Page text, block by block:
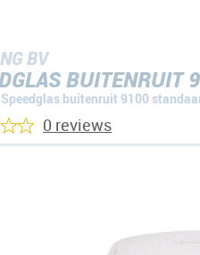
BV
BUITENRUIT
Speedglas buitenruit 9100
0 reviews